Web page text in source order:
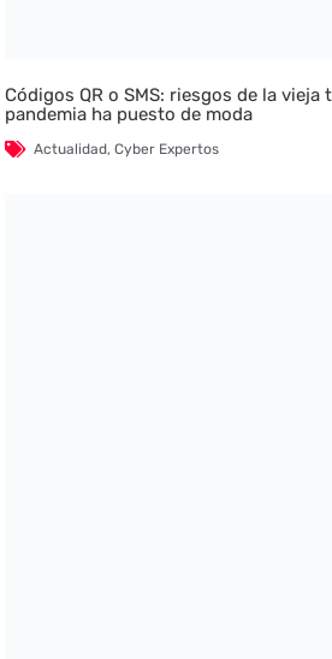
Códigos QR o SMS: riesgos de la vieja
pandemia ha puesto de moda
Actualidad,Cyber Expertos